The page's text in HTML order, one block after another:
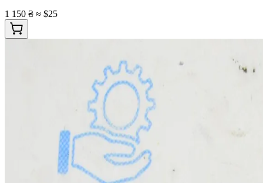
1 150 ₴ ≈ $25